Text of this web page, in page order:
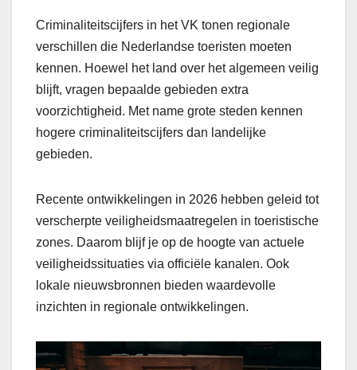
Criminaliteitscijfers in het VK tonen regionale
verschillen die Nederlandse toeristen moeten
kennen. Hoewel het land over het algemeen veilig
blijft, vragen bepaalde gebieden extra
voorzichtigheid. Met name grote steden kennen
hogere criminaliteitscijfers dan landelijke
gebieden.
Recente ontwikkelingen in 2026 hebben geleid tot
verscherpte veiligheidsmaatregelen in toeristische
zones. Daarom blijf je op de hoogte van actuele
veiligheidssituaties via officiële kanalen. Ook
lokale nieuwsbronnen bieden waardevolle
inzichten in regionale ontwikkelingen.